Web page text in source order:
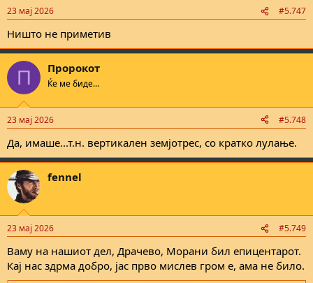
s
23 мај 2026 #5.747
Ништо не приметив
П Пророкот
Ќе ме биде...
23 мај 2026 #5.748
Да, имаше...т.н. вертикален земјотрес, со кратко лулање.
fennel
23 мај 2026 #5.749
Ваму на нашиот дел, Драчево, Морани бил епицентарот.
Кај нас здрма добро, јас прво мислев гром е, ама не било.